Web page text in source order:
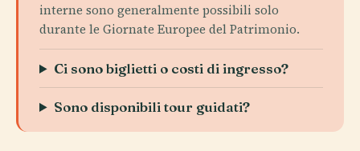
interne sono generalmente possibili solo
durante le Giornate Europee del Patrimonio.
Ci sono biglietti o costi di ingresso?
Sono disponibili tour guidati?